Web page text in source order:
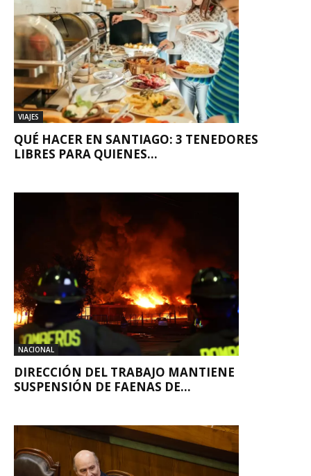
VIAJES
QUÉ HACER EN SANTIAGO: 3 TENEDORES
LIBRES PARA QUIENES...
NACIONAL
DIRECCIÓN DEL TRABAJO MANTIENE
SUSPENSIÓN DE FAENAS DE...